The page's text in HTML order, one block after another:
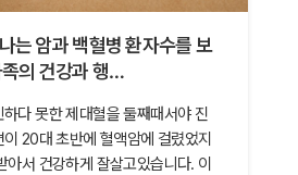
는 암과 백혈병 환자수를 보
의 건강과 행…
다 못한 제대혈을 둘째때서야 진
20대 초반에 혈액암에 걸렸었지
아서 건강하게 잘살고있습니다. 이